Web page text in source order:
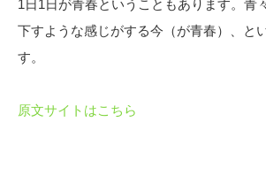
1日1日が青春ということもあります。青
下すような感じがする今（が青春）、と
す。
原文サイトはこちら